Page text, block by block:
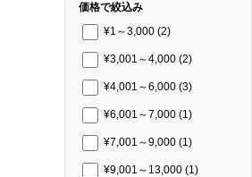
価格で絞込み
¥1～3,000 (2)
¥3,001～4,000 (2)
¥4,001～6,000 (3)
¥6,001～7,000 (1)
¥7,001～9,000 (1)
¥9,001～13,000 (1)